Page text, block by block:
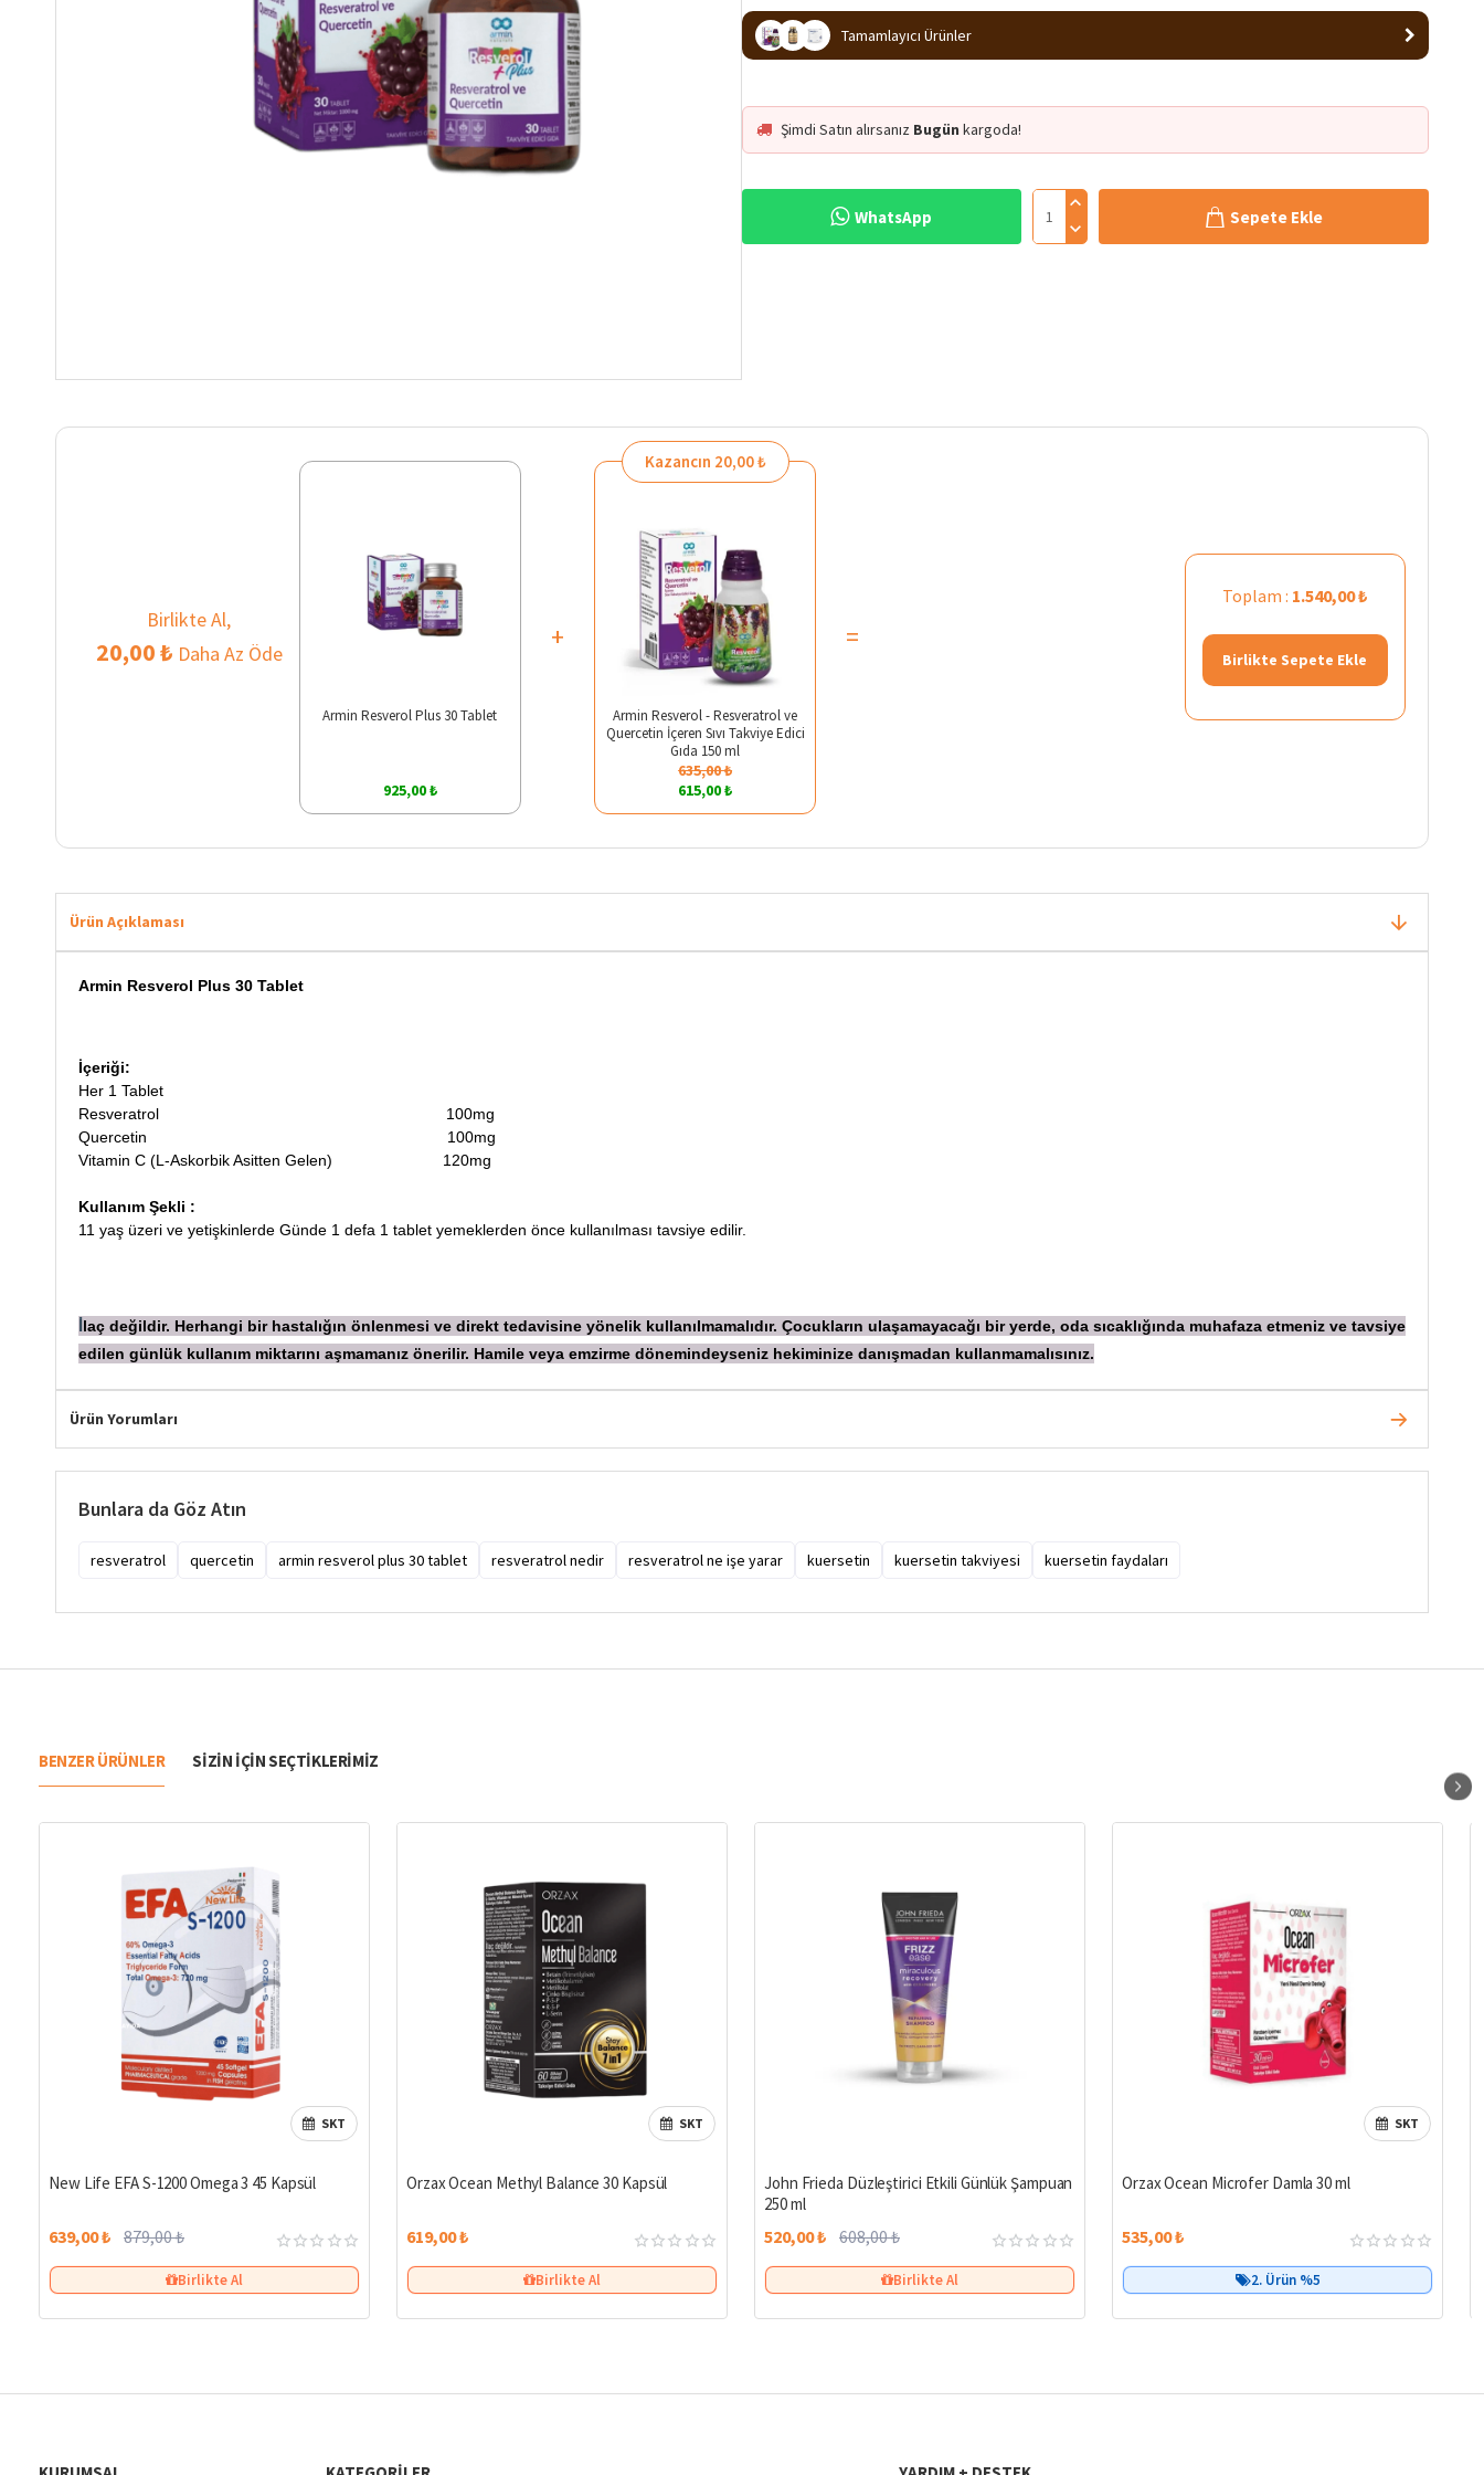
Tamamlayıcı Ürünler
Şimdi Satın alırsanız Bugün kargoda!
WhatsApp Sepete Ekle
Birlikte Al,
20,00 ₺ Daha Az Öde
Armin Resverol Plus 30 Tablet
925,00 ₺
+
Kazancın 20,00 ₺
Armin Resverol - Resveratrol ve
Quercetin İçeren Sıvı Takviye Edici
Gıda 150 ml
635,00 ₺
615,00 ₺
=
Toplam : 1.540,00 ₺
Birlikte Sepete Ekle
Ürün Açıklaması
Armin Resverol Plus 30 Tablet
İçeriği:
Her 1 Tablet
Resveratrol 100mg
Quercetin 100mg
Vitamin C (L-Askorbik Asitten Gelen) 120mg
Kullanım Şekli :
11 yaş üzeri ve yetişkinlerde Günde 1 defa 1 tablet yemeklerden önce kullanılması tavsiye edilir.
laç değildir. Herhangi bir hastalığın önlenmesi ve direkt tedavisine yönelik kullanılmamalıdır. Çocukların ulaşamayacağı bir yerde, oda sıcaklığında muhafaza etmeniz ve tavsiye
edilen günlük kullanım miktarını aşmamanız önerilir. Hamile veya emzirme dönemindeyseniz hekiminize danışmadan kullanmamalısınız.
Ürün Yorumları
Bunlara da Göz Atın
resveratrol quercetin armin resverol plus 30 tablet resveratrol nedir resveratrol ne işe yarar kuersetin kuersetin takviyesi kuersetin faydaları
BENZER ÜRÜNLER SIZIN IÇIN SEÇTIKLERIMIZ
SKT
New Life EFA S-1200 Omega 3 45 Kapsül
639,00 ₺ 879,00 ₺
Birlikte Al
SKT
Orzax Ocean Methyl Balance 30 Kapsül
619,00 ₺
Birlikte Al
John Frieda Düzleştirici Etkili Günlük Şampuan
250 ml
520,00 ₺ 608,00 ₺
Birlikte Al
Çok Satan
SKT
Orzax Ocean Microfer Damla 30 ml
535,00 ₺
2. Ürün %5